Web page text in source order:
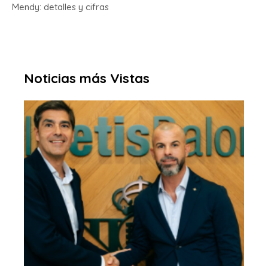
Mendy: detalles y cifras
Noticias más Vistas